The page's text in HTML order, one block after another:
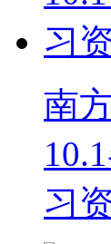
南
习